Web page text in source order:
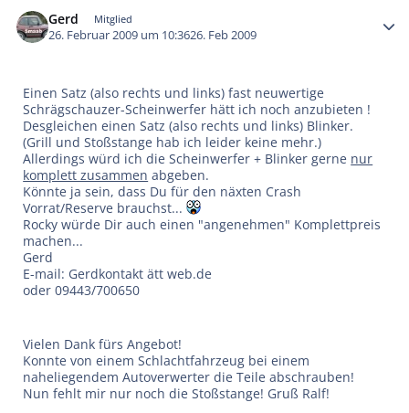
Gerd Mitglied
26. Februar 2009 um 10:3626. Feb 2009
Einen Satz (also rechts und links) fast neuwertige
Schrägschauzer-Scheinwerfer hätt ich noch anzubieten !
Desgleichen einen Satz (also rechts und links) Blinker.
(Grill und Stoßstange hab ich leider keine mehr.)
Allerdings würd ich die Scheinwerfer + Blinker gerne nur
komplett zusammen abgeben.
Könnte ja sein, dass Du für den näxten Crash
Vorrat/Reserve brauchst...
Rocky würde Dir auch einen "angenehmen" Komplettpreis
machen...
Gerd
E-mail: Gerdkontakt ätt web.de
oder 09443/700650
Vielen Dank fürs Angebot!
Konnte von einem Schlachtfahrzeug bei einem
naheliegendem Autoverwerter die Teile abschrauben!
Nun fehlt mir nur noch die Stoßstange! Gruß Ralf!